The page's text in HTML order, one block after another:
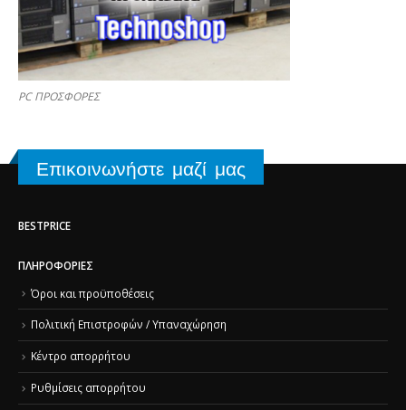
PC ΠΡΟΣΦΟΡΕΣ
Επικοινωνήστε μαζί μας
BESTPRICE
ΠΛΗΡΟΦΟΡΊΕΣ
Όροι και προϋποθέσεις
Πολιτική Επιστροφών / Υπαναχώρηση
Κέντρο απορρήτου
Ρυθμίσεις απορρήτου